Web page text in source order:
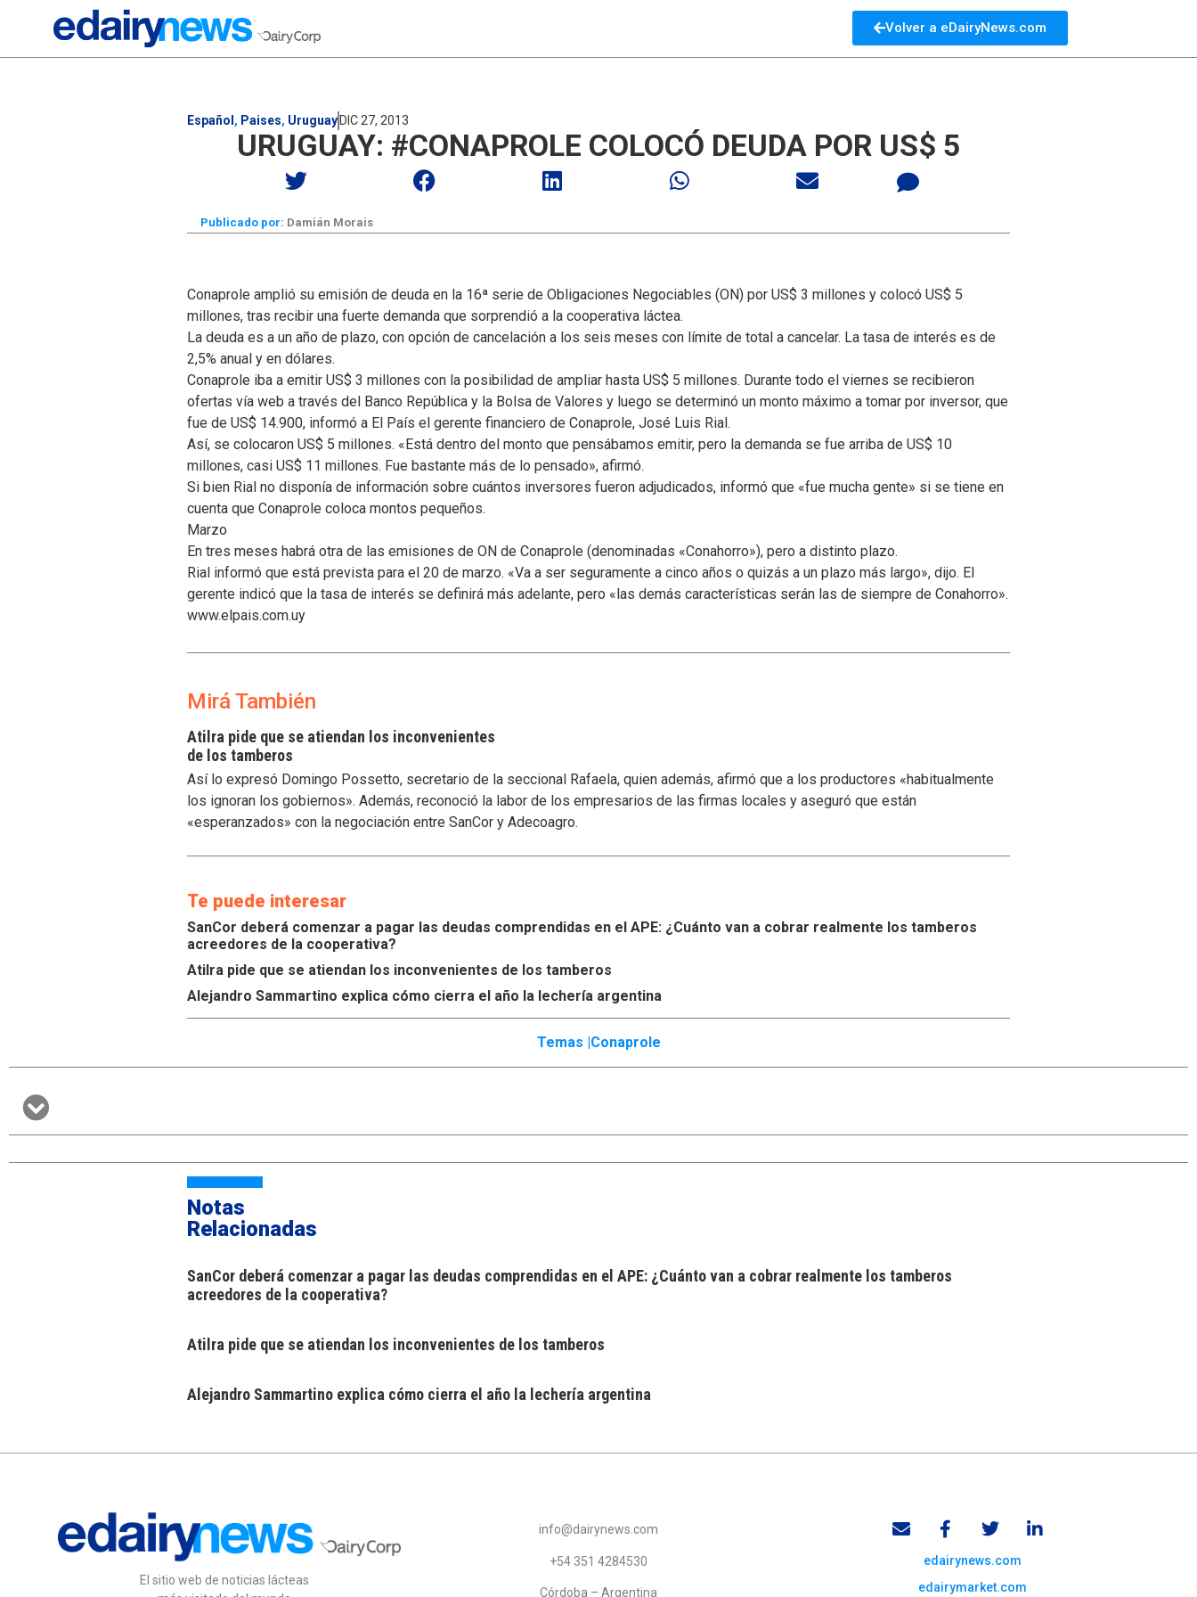
Volver a eDairyNews.com
Español , Paises, Uruguay DIC 27, 2013
URUGUAY: #CONAPROLE COLOCÓ DEUDA POR US$ 5
Publicado por: Damián Morais
Conaprole amplió su emisión de deuda en la 16ª serie de Obligaciones Negociables (ON) por US$ 3 millones y colocó US$ 5
millones, tras recibir una fuerte demanda que sorprendió a la cooperativa láctea.
La deuda es a un año de plazo, con opción de cancelación a los seis meses con límite de total a cancelar. La tasa de interés es de
2,5% anual y en dólares.
Conaprole iba a emitir US$ 3 millones con la posibilidad de ampliar hasta US$ 5 millones. Durante todo el viernes se recibieron
ofertas vía web a través del Banco República y la Bolsa de Valores y luego se determinó un monto máximo a tomar por inversor, que
fue de US$ 14.900, informó a El País el gerente financiero de Conaprole, José Luis Rial.
Así, se colocaron US$ 5 millones. «Está dentro del monto que pensábamos emitir, pero la demanda se fue arriba de US$ 10
millones, casi US$ 11 millones. Fue bastante más de lo pensado», afirmó.
Si bien Rial no disponía de información sobre cuántos inversores fueron adjudicados, informó que «fue mucha gente» si se tiene en
cuenta que Conaprole coloca montos pequeños.
Marzo
En tres meses habrá otra de las emisiones de ON de Conaprole (denominadas «Conahorro»), pero a distinto plazo.
Rial informó que está prevista para el 20 de marzo. «Va a ser seguramente a cinco años o quizás a un plazo más largo», dijo. El
gerente indicó que la tasa de interés se definirá más adelante, pero «las demás características serán las de siempre de Conahorro».
www.elpais.com.uy
Mirá También
Atilra pide que se atiendan los inconvenientes
de los tamberos
Así lo expresó Domingo Possetto, secretario de la seccional Rafaela, quien además, afirmó que a los productores «habitualmente
los ignoran los gobiernos». Además, reconoció la labor de los empresarios de las firmas locales y aseguró que están
«esperanzados» con la negociación entre SanCor y Adecoagro.
Te puede interesar
SanCor deberá comenzar a pagar las deudas comprendidas en el APE: ¿Cuánto van a cobrar realmente los tamberos
acreedores de la cooperativa?
Atilra pide que se atiendan los inconvenientes de los tamberos
Alejandro Sammartino explica cómo cierra el año la lechería argentina
Temas | Conaprole
Notas
Relacionadas
SanCor deberá comenzar a pagar las deudas comprendidas en el APE: ¿Cuánto van a cobrar realmente los tamberos
acreedores de la cooperativa?
Atilra pide que se atiendan los inconvenientes de los tamberos
Alejandro Sammartino explica cómo cierra el año la lechería argentina
El sitio web de noticias lácteas
info@dairynews.com
+54 351 4284530
Córdoba – Argentina
edairynews.com
edairymarket.com